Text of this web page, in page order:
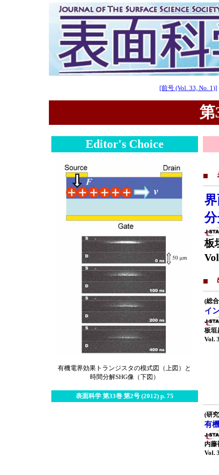
[前号 (Vol. 33, No. 1)]
第
Editor's Choice
有機電界効果トランジスタの模式図（上図）と
時間分解SHG像（下図）
表面科学 第33巻 第2号 (2012) p. 75
■
板
■
(総
イ
板垣
Vol.
(研
有
内藤
Vol.